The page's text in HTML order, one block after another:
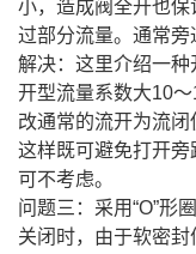
小，造成阀全开也
过部分流量。通常旁
解决：这里介绍一
开型流量系数大10～
改通常的流开为流闭
这样既可避免打开
可不考虑。
问题三：采用“O”形
关闭时，由于软密